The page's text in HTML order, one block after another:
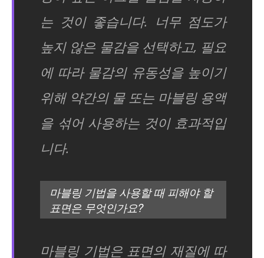
는 것이 좋습니다. 너무 점도가
높지 않은 물감을 선택하고, 필요
에 따라 물감의 유동성을 높이기
위해 약간의 물 또는 마블링 용액
을 섞어 사용하는 것이 효과적입
니다.
마블링 기법을 사용할 때 피해야 할
표면은 무엇인가요?
마블링 기법은 표면의 재질에 따